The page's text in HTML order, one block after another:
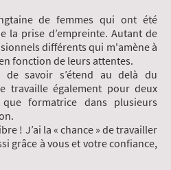
de femmes qui ont été
la prise d’empreinte. Autant de
différents qui m'amène à
fonction de leurs attentes.
savoir s’étend au delà du
travaille également pour deux
formatrice dans plusieurs
! J’ai la « chance » de travailler
grâce à vous et votre confiance,